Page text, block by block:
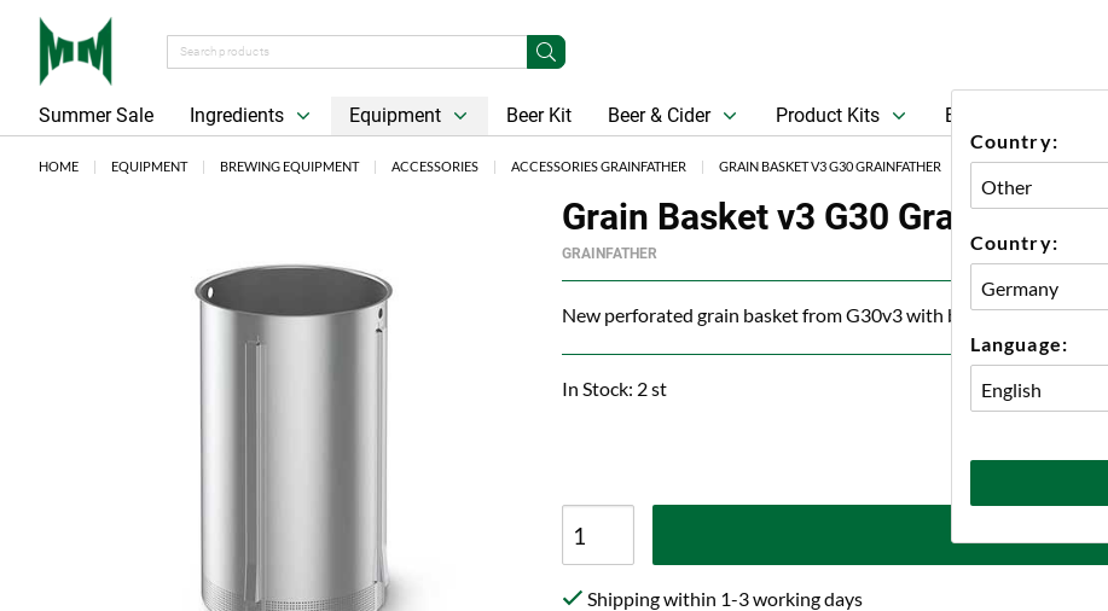
Country:
Country:
Language:
Summer Sale Ingredients Equipment Beer Kit Beer & Cider Product Kits Beer
HOME EQUIPMENT BREWING EQUIPMENT ACCESSORIES ACCESSORIES GRAINFATHER GRAIN BASKET V3 G30 GRAINFATHER
Grain Basket v3 G30 Grainfather
GRAINFATHER
New perforated grain basket from G30v3 with bottom grain plate.
In Stock: 2 st
Shipping within 1-3 working days